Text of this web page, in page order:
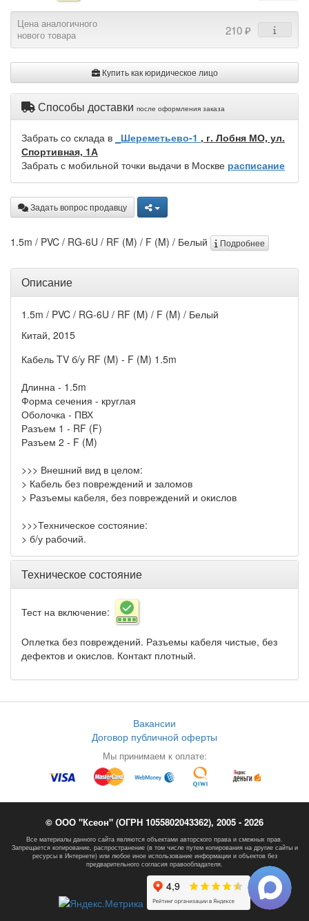
Цена аналогичного
нового товара
210 ₽
Купить как юридическое лицо
Способы доставки после оформления заказа
Забрать со склада в _Шереметьево-1 , г. Лобня МО, ул.
Спортивная, 1А
Забрать с мобильной точки выдачи в Москве расписание
Задать вопрос продавцу
1.5m / PVC / RG-6U / RF (M) / F (M) / Белый Подробнее
Описание
1.5m / PVC / RG-6U / RF (M) / F (M) / Белый
Китай, 2015
Кабель TV б/у RF (M) - F (M) 1.5m
Длинна - 1.5m
Форма сечения - круглая
Оболочка - ПВХ
Разъем 1 - RF (F)
Разъем 2 - F (M)
>>> Внешний вид в целом:
> Кабель без повреждений и заломов
> Разъемы кабеля, без повреждений и окислов
>>>Техническое состояние:
> б/у рабочий.
Техническое состояние
Тест на включение:
Оплетка без повреждений. Разъемы кабеля чистые, без
дефектов и окислов. Контакт плотный.
Вакансии
Договор публичной оферты
Мы принимаем к оплате:
© ООО "Ксеон" (ОГРН 1055802043362), 2005 - 2026
Все материалы данного сайта являются объектами авторского права и смежных прав.
Запрещается копирование, распространение (в том числе путем копирования на другие сайты и
ресурсы в Интернете) или любое иное использование информации и объектов без
предварительного согласия правообладателя.